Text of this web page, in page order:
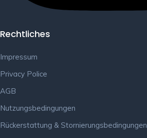
Rechtliches
Impressum
Privacy Police
AGB
Nutzungsbedingungen
Rückerstattung & Stornierungsbedingungen